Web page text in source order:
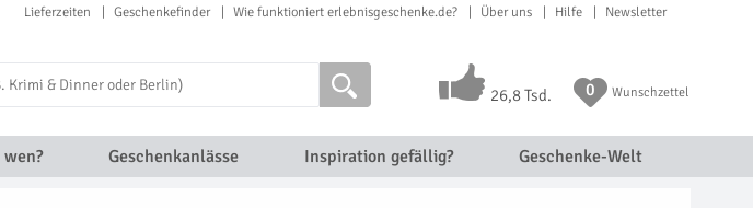
Lieferzeiten Geschenkefinder Wie funktioniert erlebnisgeschenke.de? Über uns Hilfe Newsletter
26,8 Tsd. 0 Wunschzettel
wen? Geschenkanlässe Inspiration gefällig? Geschenke-Welt